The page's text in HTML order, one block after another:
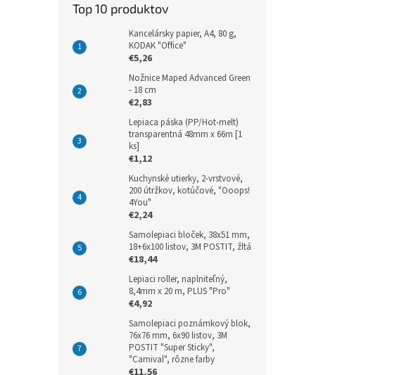
Top 10 produktov
Kancelársky papier, A4, 80 g,
KODAK "Office"
€5,26
Nožnice Maped Advanced Green
- 18 cm
€2,83
Lepiaca páska (PP/Hot-melt)
transparentná 48mm x 66m [1
ks]
€1,12
Kuchynské utierky, 2-vrstvové,
200 útržkov, kotúčové, "Ooops!
4You"
€2,24
Samolepiaci bloček, 38x51 mm,
18+6x100 listov, 3M POSTIT, žltá
€18,44
Lepiaci roller, naplniteľný,
8,4mm x 20 m, PLUS "Pro"
€4,92
Samolepiaci poznámkový blok,
76x76 mm, 6x90 listov, 3M
POSTIT "Super Sticky",
"Carnival", rôzne farby
€11,56